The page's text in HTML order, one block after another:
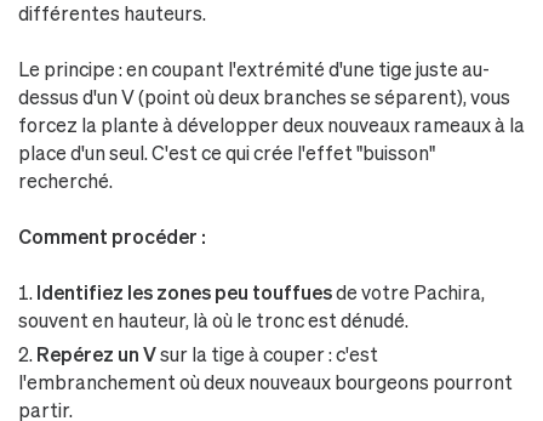
différentes hauteurs.
Le principe : en coupant l'extrémité d'une tige juste au-
dessus d'un V (point où deux branches se séparent), vous
forcez la plante à développer deux nouveaux rameaux à la
place d'un seul. C'est ce qui crée l'effet "buisson"
recherché.
Comment procéder :
Identifiez les zones peu touffuesde votre Pachira,
souvent en hauteur, là où le tronc est dénudé.
Repérez un Vsur la tige à couper : c'est
l'embranchement où deux nouveaux bourgeons pourront
partir.